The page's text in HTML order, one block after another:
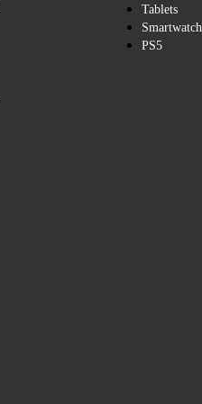
Tablets
Smartwatch
PS5